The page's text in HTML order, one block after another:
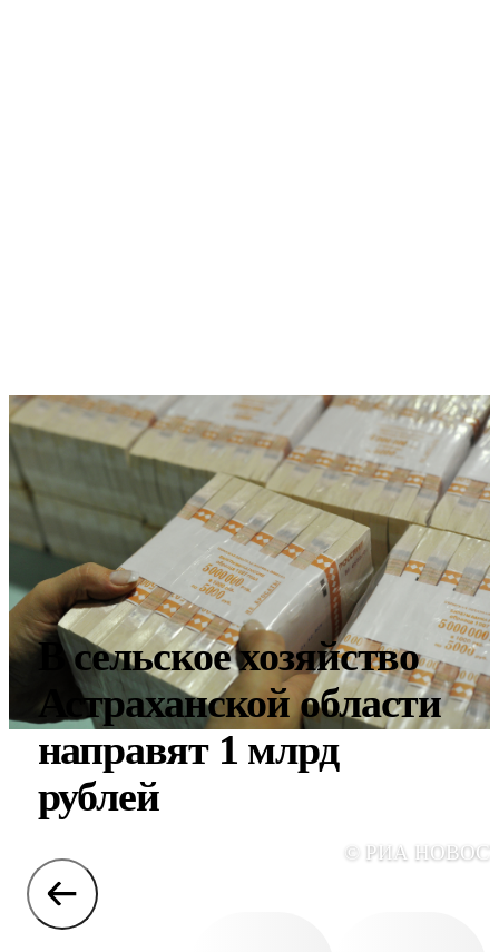
В сельское хозяйство
Астраханской области
направят 1 млрд
рублей
© РИА